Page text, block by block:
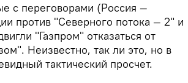
с переговорами (Россия —
против "Северного потока — 2" и
"Газпром" отказаться от
Неизвестно, так ли это, но в
тактический просчет.